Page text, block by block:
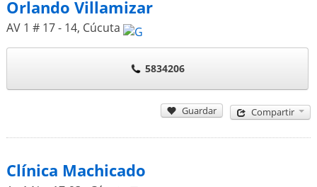
Orlando Villamizar
AV 1 # 17 - 14, Cúcuta
5834206
Guardar Compartir
Clínica Machicado